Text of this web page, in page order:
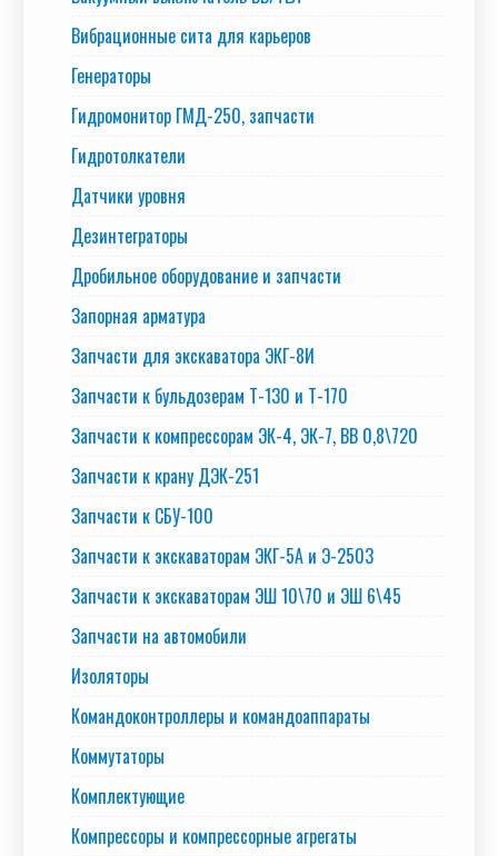
Вибрационные сита для карьеров
Генераторы
Гидромонитор ГМД-250, запчасти
Гидротолкатели
Датчики уровня
Дезинтеграторы
Дробильное оборудование и запчасти
Запорная арматура
Запчасти для экскаватора ЭКГ-8И
Запчасти к бульдозерам Т-130 и Т-170
Запчасти к компрессорам ЭК-4, ЭК-7, ВВ 0,8\720
Запчасти к крану ДЭК-251
Запчасти к СБУ-100
Запчасти к экскаваторам ЭКГ-5А и Э-2503
Запчасти к экскаваторам ЭШ 10\70 и ЭШ 6\45
Запчасти на автомобили
Изоляторы
Командоконтроллеры и командоаппараты
Коммутаторы
Комплектующие
Компрессоры и компрессорные агрегаты